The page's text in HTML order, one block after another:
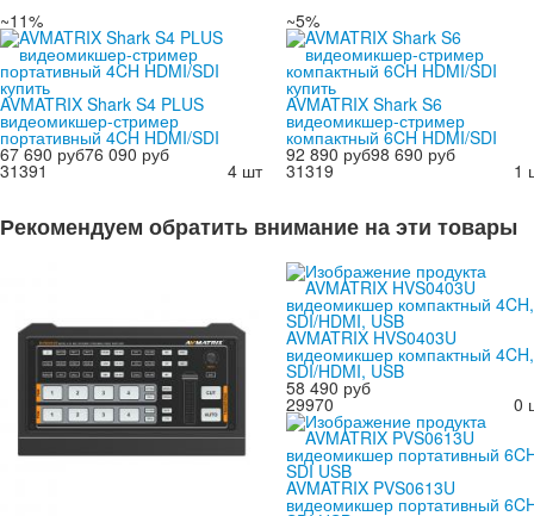
~11%
AVMATRIX Shark S4 PLUS
видеомикшер-стример
портативный 4CH HDMI/SDI
67 690 руб76 090 руб
4 шт
31391
~5%
AVMATRIX Shark S6
видеомикшер-стример
компактный 6CH HDMI/SDI
92 890 руб98 690 руб
1
31319
Рекомендуем обратить внимание на эти товары
AVMATRIX HVS0403U
видеомикшер компактный 4CH,
SDI/HDMI, USB
58 490 руб
0
29970
AVMATRIX PVS0613U
видеомикшер портативный